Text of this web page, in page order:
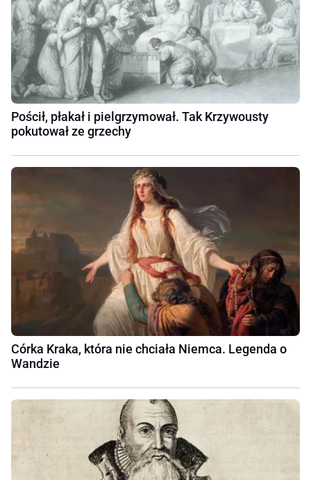
Pościł, płakał i pielgrzymował. Tak Krzywousty
pokutował ze grzechy
Córka Kraka, która nie chciała Niemca. Legenda o
Wandzie